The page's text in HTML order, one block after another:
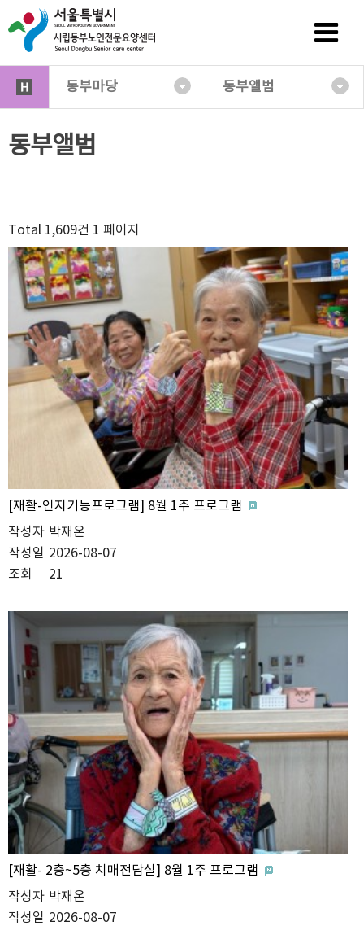
동부마당 동부앨범
동부앨범
Total 1,609건 1 페이지
[재활-인지기능프로그램] 8월 1주 프로그램
작성자 박재온
작성일 2026-08-07
조회
21
[재활- 2층~5층 치매전담실] 8월 1주 프로그램
작성자 박재온
작성일 2026-08-07